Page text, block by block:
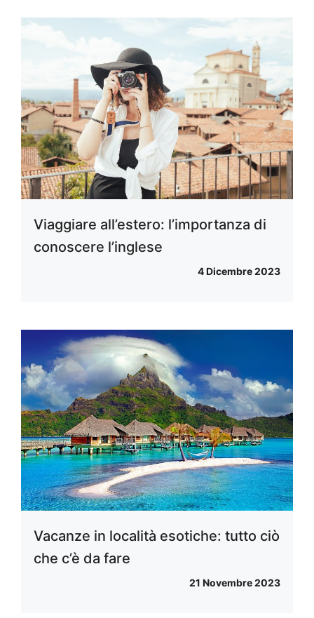
Viaggiare all’estero: l’importanza di
conoscere l’inglese
4 Dicembre 2023
Vacanze in località esotiche: tutto ciò
che c’è da fare
21 Novembre 2023